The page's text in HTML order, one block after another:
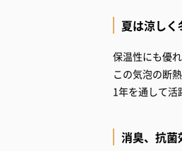
夏は涼しく
保温性にも優
この気泡の断
1年を通して活
消臭、抗菌